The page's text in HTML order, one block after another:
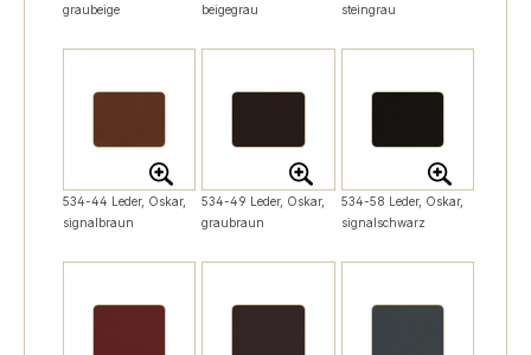
graubeige
beigegrau
steingrau
534-44 Leder, Oskar,
signalbraun
534-49 Leder, Oskar,
graubraun
534-58 Leder, Oskar,
signalschwarz